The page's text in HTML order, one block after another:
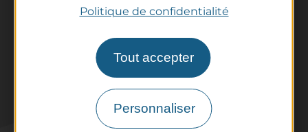
Politique de confidentialité
Tout accepter
Personnaliser
Offices de Tourisme
Destination accessible
Pro / Partenaires
Qui sommes-nous ?
Espace Pro & Presse
Labels & Qualifications